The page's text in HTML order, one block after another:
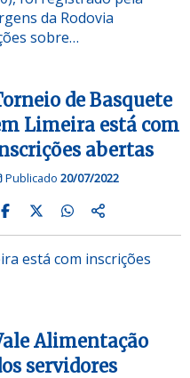
da Rodovia
sobre…
de Basquete
Limeira está com
abertas
Publicado 20/07/2022
está com inscrições
Alimentação
servidores